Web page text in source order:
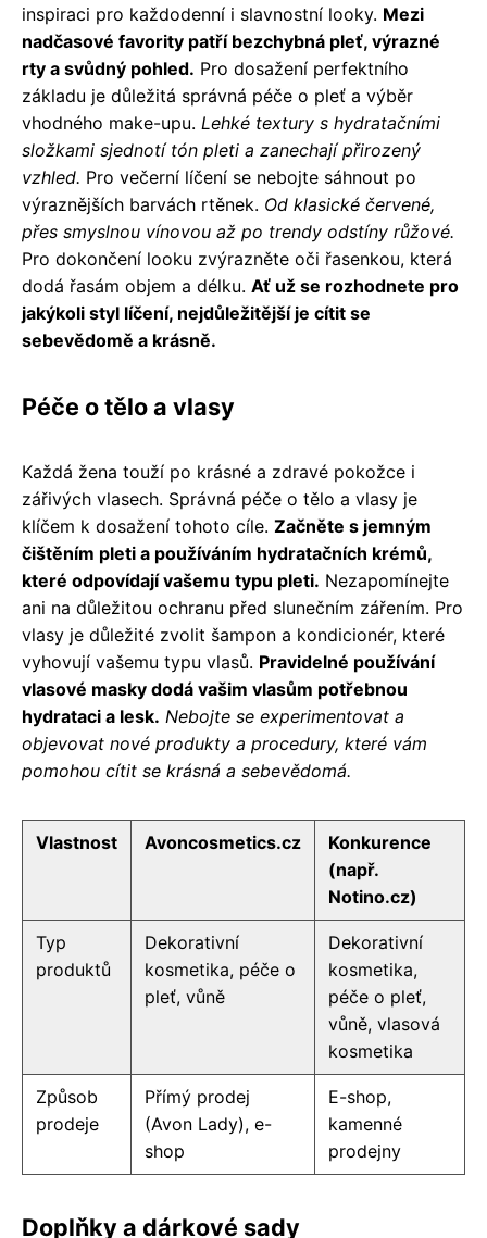
inspiraci pro každodenní i slavnostní looky. Mezi
nadčasové favority patří bezchybná pleť, výrazné
rty a svůdný pohled. Pro dosažení perfektního
základu je důležitá správná péče o pleť a výběr
vhodného make-upu. Lehké textury s hydratačními
složkami sjednotí tón pleti a zanechají přirozený
vzhled. Pro večerní líčení se nebojte sáhnout po
výraznějších barvách rtěnek. Od klasické červené,
přes smyslnou vínovou až po trendy odstíny růžové.
Pro dokončení looku zvýrazněte oči řasenkou, která
dodá řasám objem a délku. Ať už se rozhodnete pro
jakýkoli styl líčení, nejdůležitější je cítit se
sebevědomě a krásně.
Péče o tělo a vlasy
Každá žena touží po krásné a zdravé pokožce i
zářivých vlasech. Správná péče o tělo a vlasy je
klíčem k dosažení tohoto cíle. Začněte s jemným
čištěním pleti a používáním hydratačních krémů,
které odpovídají vašemu typu pleti. Nezapomínejte
ani na důležitou ochranu před slunečním zářením. Pro
vlasy je důležité zvolit šampon a kondicionér, které
vyhovují vašemu typu vlasů. Pravidelné používání
vlasové masky dodá vašim vlasům potřebnou
hydrataci a lesk. Nebojte se experimentovat a
objevovat nové produkty a procedury, které vám
pomohou cítit se krásná a sebevědomá.
Vlastnost Avoncosmetics.cz
Konkurence
(např.
Notino.cz)
Typ
produktů
Dekorativní
kosmetika, péče o
pleť, vůně
Dekorativní
kosmetika,
péče o pleť,
vůně, vlasová
kosmetika
Způsob
prodeje
Přímý prodej
(Avon Lady), e-
shop
E-shop,
kamenné
prodejny
Doplňky a dárkové sady